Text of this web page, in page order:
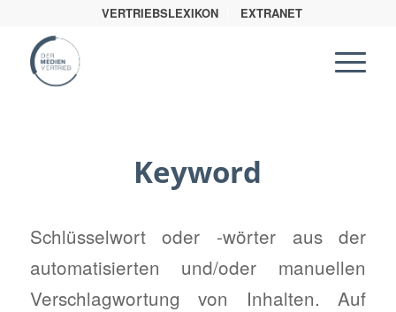
VERTRIEBSLEXIKON EXTRANET
Keyword
Schlüsselwort oder -wörter aus der
automatisierten und/oder manuellen
Verschlagwortung von Inhalten. Auf